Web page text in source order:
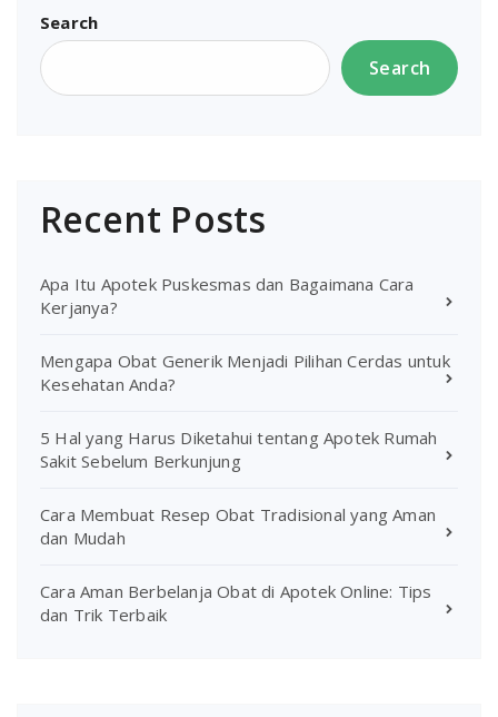
Search
Search
Recent Posts
Apa Itu Apotek Puskesmas dan Bagaimana Cara
Kerjanya?
Mengapa Obat Generik Menjadi Pilihan Cerdas untuk
Kesehatan Anda?
5 Hal yang Harus Diketahui tentang Apotek Rumah
Sakit Sebelum Berkunjung
Cara Membuat Resep Obat Tradisional yang Aman
dan Mudah
Cara Aman Berbelanja Obat di Apotek Online: Tips
dan Trik Terbaik